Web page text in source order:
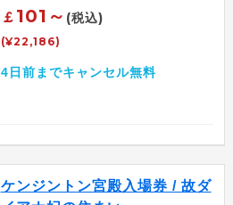
￡ 101～ (税込)
(¥22,186)
4日前までキャンセル無料
ケンジントン宮殿入場券 / 故ダ